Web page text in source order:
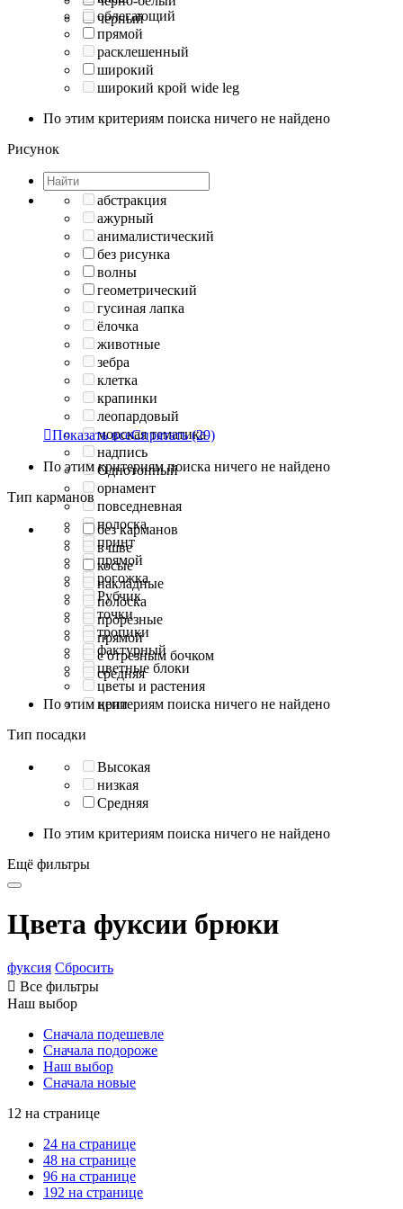
черный
облегающий
прямой
расклешенный
широкий
широкий крой wide leg
По этим критериям поиска ничего не найдено
Рисунок
абстракция
ажурный
анималистический
без рисунка
волны
геометрический
гусиная лапка
ёлочка
животные
зебра
клетка
крапинки
леопардовый
морская тематика
надпись
Однотонный
орнамент
повседневная
полоска
принт
прямой
рогожка
Рубчик
точки
тропики
фактурный
цветные блоки
цветы и растения
цепи
Показать всеСпрятать(29)
По этим критериям поиска ничего не найдено
Тип карманов
без карманов
в шве
косые
накладные
полоска
прорезные
прямой
с отрезным бочком
средняя
По этим критериям поиска ничего не найдено
Тип посадки
Высокая
низкая
Средняя
По этим критериям поиска ничего не найдено
Ещё фильтры
Цвета фуксии брюки
фуксия Сбросить
 Все фильтры
Наш выбор
Сначала подешевле
Сначала подороже
Наш выбор
Сначала новые
12 на странице
24 на странице
48 на странице
96 на странице
192 на странице